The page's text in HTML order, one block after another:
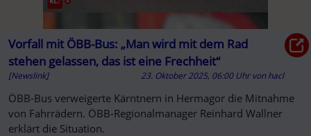
Vorfall mit ÖBB-Bus: „Man wird mit dem Rad
stehen gelassen, das ist eine Frechheit“
[Newslink] 23. Oktober 2025, 06:00 Uhr vonhacl
ÖBB-Bus verweigerte Kärntnern in Hermagor die Mitnahme
von Fahrrädern. ÖBB-Regionalmanager Reinhard Wallner
erklärt die Situation.